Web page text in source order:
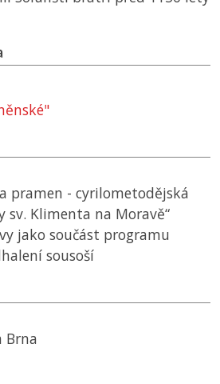
pramen - cyrilometodějská
sv. Klimenta na Moravě“
jako součást programu
sousoší
Brna